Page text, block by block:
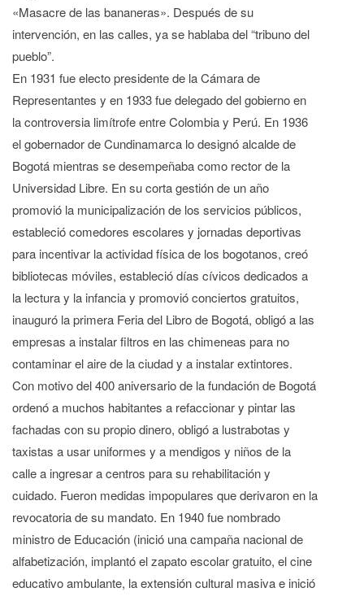
«Masacre de las bananeras». Después de su
intervención, en las calles, ya se hablaba del “tribuno del
pueblo”.
En 1931 fue electo presidente de la Cámara de
Representantes y en 1933 fue delegado del gobierno en
la controversia limítrofe entre Colombia y Perú. En 1936
el gobernador de Cundinamarca lo designó alcalde de
Bogotá mientras se desempeñaba como rector de la
Universidad Libre. En su corta gestión de un año
promovió la municipalización de los servicios públicos,
estableció comedores escolares y jornadas deportivas
para incentivar la actividad física de los bogotanos, creó
bibliotecas móviles, estableció días cívicos dedicados a
la lectura y la infancia y promovió conciertos gratuitos,
inauguró la primera Feria del Libro de Bogotá, obligó a las
empresas a instalar filtros en las chimeneas para no
contaminar el aire de la ciudad y a instalar extintores.
Con motivo del 400 aniversario de la fundación de Bogotá
ordenó a muchos habitantes a refaccionar y pintar las
fachadas con su propio dinero, obligó a lustrabotas y
taxistas a usar uniformes y a mendigos y niños de la
calle a ingresar a centros para su rehabilitación y
cuidado. Fueron medidas impopulares que derivaron en la
revocatoria de su mandato. En 1940 fue nombrado
ministro de Educación (inició una campaña nacional de
alfabetización, implantó el zapato escolar gratuito, el cine
educativo ambulante, la extensión cultural masiva e inició